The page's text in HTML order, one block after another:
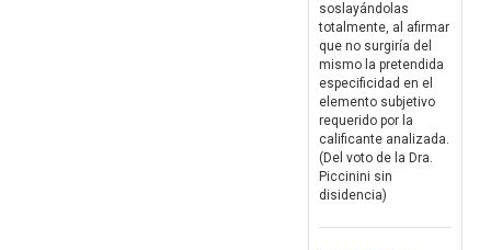
soslayándolas
totalmente, al afirmar
que no surgiría del
mismo la pretendida
especificidad en el
elemento subjetivo
requerido por la
calificante analizada.
(Del voto de la Dra.
Piccinini sin
disidencia)